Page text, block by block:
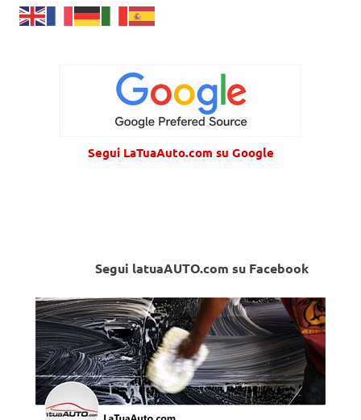
Segui LaTuaAuto.com su Google
Segui latuaAUTO.com su Facebook